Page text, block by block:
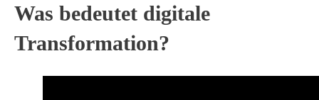
Was bedeutet digitale
Transformation?